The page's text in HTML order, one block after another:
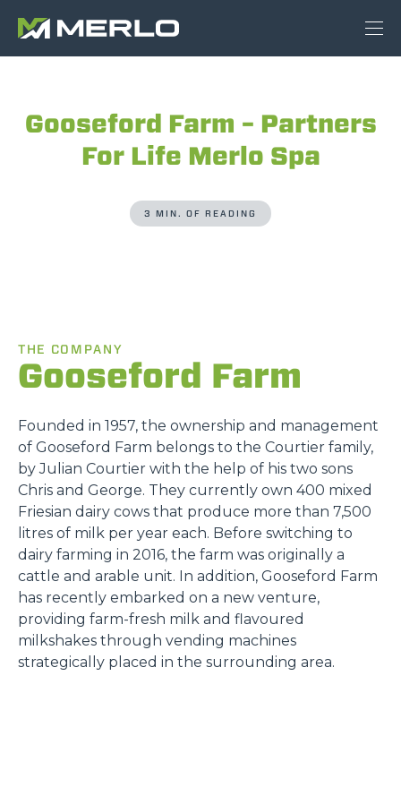
Gooseford Farm – Partners
For Life Merlo Spa
3 MIN. OF READING
THE COMPANY
Gooseford Farm
Founded in 1957, the ownership and management
of Gooseford Farm belongs to the Courtier family,
by Julian Courtier with the help of his two sons
Chris and George. They currently own 400 mixed
Friesian dairy cows that produce more than 7,500
litres of milk per year each. Before switching to
dairy farming in 2016, the farm was originally a
cattle and arable unit. In addition, Gooseford Farm
has recently embarked on a new venture,
providing farm-fresh milk and flavoured
milkshakes through vending machines
strategically placed in the surrounding area.